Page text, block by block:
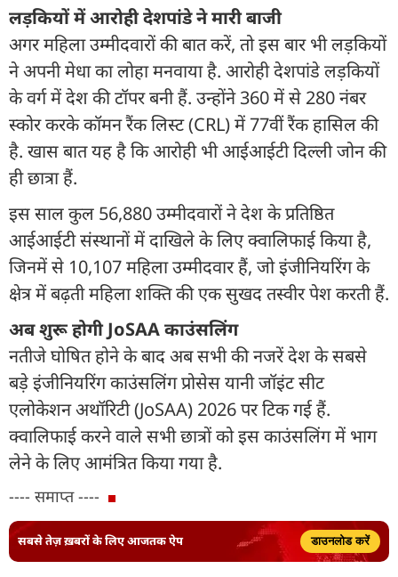
लड़कियों में आरोही देशपांडे ने मारी बाजी
अगर महिला उम्मीदवारों की बात करें, तो इस बार भी लड़कियों
ने अपनी मेधा का लोहा मनवाया है. आरोही देशपांडे लड़कियों
के वर्ग में देश की टॉपर बनी हैं. उन्होंने 360 में से 280 नंबर
स्कोर करके कॉमन रैंक लिस्ट (CRL) में 77वीं रैंक हासिल की
है. खास बात यह है कि आरोही भी आईआईटी दिल्ली जोन की
ही छात्रा हैं.
इस साल कुल 56,880 उम्मीदवारों ने देश के प्रतिष्ठित
आईआईटी संस्थानों में दाखिले के लिए क्वालिफाई किया है,
जिनमें से 10,107 महिला उम्मीदवार हैं, जो इंजीनियरिंग के
क्षेत्र में बढ़ती महिला शक्ति की एक सुखद तस्वीर पेश करती हैं.
अब शुरू होगी JoSAA काउंसलिंग
नतीजे घोषित होने के बाद अब सभी की नजरें देश के सबसे
बड़े इंजीनियरिंग काउंसलिंग प्रोसेस यानी जॉइंट सीट
एलोकेशन अथॉरिटी (JoSAA) 2026 पर टिक गई हैं.
क्वालिफाई करने वाले सभी छात्रों को इस काउंसलिंग में भाग
लेने के लिए आमंत्रित किया गया है.
---- समाप्त ----
सबसे तेज़ ख़बरों के लिए आजतक ऐप डाउनलोड करें